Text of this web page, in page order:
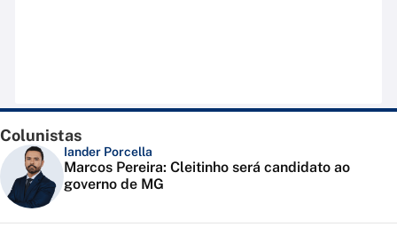
Colunistas
Iander Porcella
Marcos Pereira: Cleitinho será candidato ao
governo de MG